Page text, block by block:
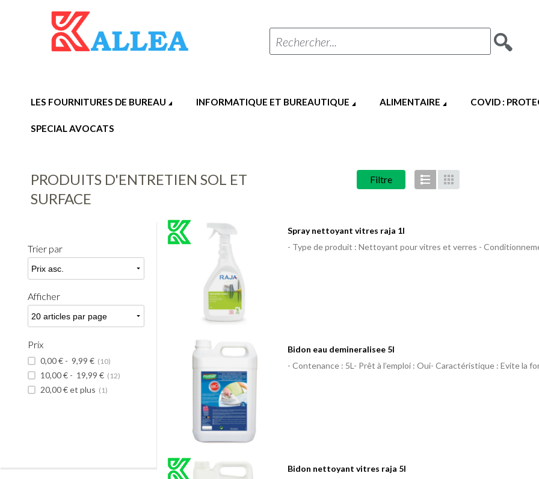
Rechercher...
LES FOURNITURES DE BUREAU INFORMATIQUE ET BUREAUTIQUE ALIMENTAIRE COVID :
SPECIAL AVOCATS
PRODUITS D'ENTRETIEN SOL ET
SURFACE
Filtre Liste Grille
Trier par
Afficher
Prix
0,00 € - 9,99 € (10)
10,00 € - 19,99 € (12)
20,00 €et plus (1)
Spray nettoyant vitres raja 1l
- Type de produit : Nettoyant pour vitres et verres -
Bidon eau demineralisee 5l
- Contenance : 5L- Prêt à l’emploi : Oui- Caractéristique : Evite la
Bidon nettoyant vitres raja 5l